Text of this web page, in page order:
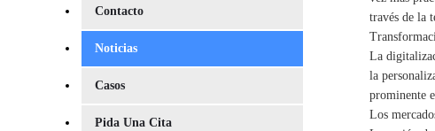
Contacto
Noticias
Casos
Pida Una Cita
través de la
La
la
prominente
Los